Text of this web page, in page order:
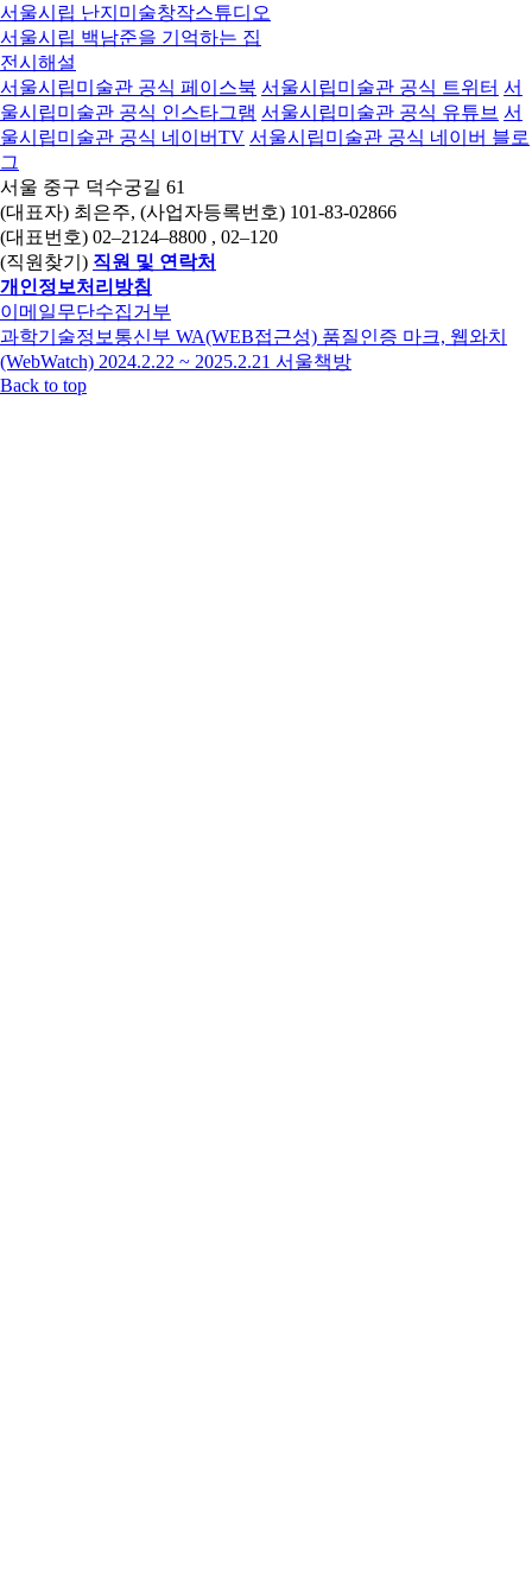
서울시립 난지미술창작스튜디오
서울시립 백남준을 기억하는 집
전시해설
서울시립미술관 공식 페이스북 서울시립미술관 공식 트위터 서
울시립미술관 공식 인스타그램 서울시립미술관 공식 유튜브 서
울시립미술관 공식 네이버TV 서울시립미술관 공식 네이버 블로
그
서울 중구 덕수궁길 61
(대표자) 최은주, (사업자등록번호) 101-83-02866
(대표번호) 02–2124–8800 , 02–120
(직원찾기) 직원 및 연락처
개인정보처리방침
이메일무단수집거부
과학기술정보통신부 WA(WEB접근성) 품질인증 마크, 웹와치
(WebWatch) 2024.2.22 ~ 2025.2.21 서울책방
Back to top